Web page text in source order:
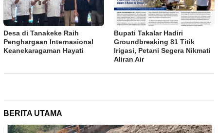
Desa di Tanakeke Raih
Penghargaan Internasional
Keanekaragaman Hayati
Bupati Takalar Hadiri
Groundbreaking 81 Titik
Irigasi, Petani Segera Nikmati
Aliran Air
BERITA UTAMA